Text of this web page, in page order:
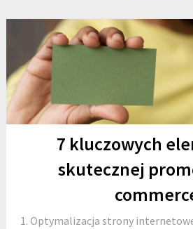
7 kluczowych
skutecznej
1. Optymalizacja strony